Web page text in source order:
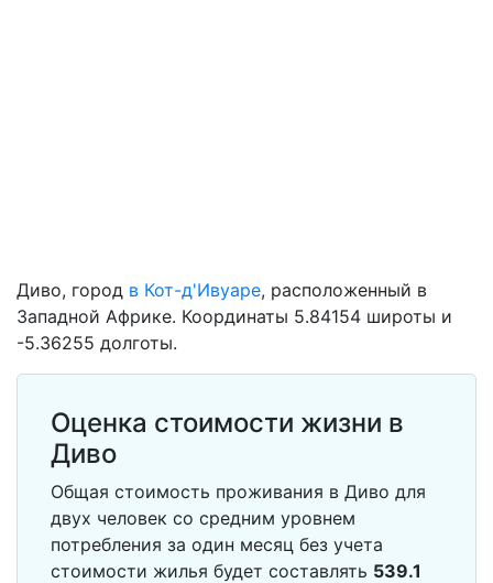
Диво, город в Кот-д'Ивуаре, расположенный в
Западной Африке. Координаты 5.84154 широты и
-5.36255 долготы.
Оценка стоимости жизни в
Диво
Общая стоимость проживания в Диво для
двух человек со средним уровнем
потребления за один месяц без учета
стоимости жилья будет составлять 539.1